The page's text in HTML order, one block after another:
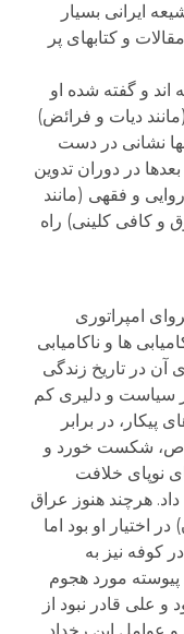
ایرانی بسیار
و کتابهای پر
اند و گفته شده او
دیات و فرائض)
نشانی در دست
در دوران تدوین
و فقهی (مانند
و کافی کلینی) راه
امپراتوری
ها و ناکامیابی
در تاریخ زندگی
سیاست و دلیری کم
پیکار، در برابر
شکست خورد و
نوپای خلافت
هرچند هنوز عراق
اختیار او بود اما
کوفه نیز به
مورد هجوم
علی قادر نبود از